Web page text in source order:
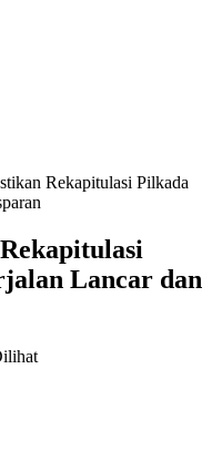
Rekapitulasi Pilkada
Lancar dan